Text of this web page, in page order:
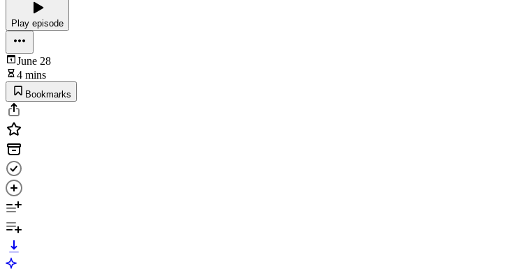
Play episode
June 28
4 mins
Bookmarks